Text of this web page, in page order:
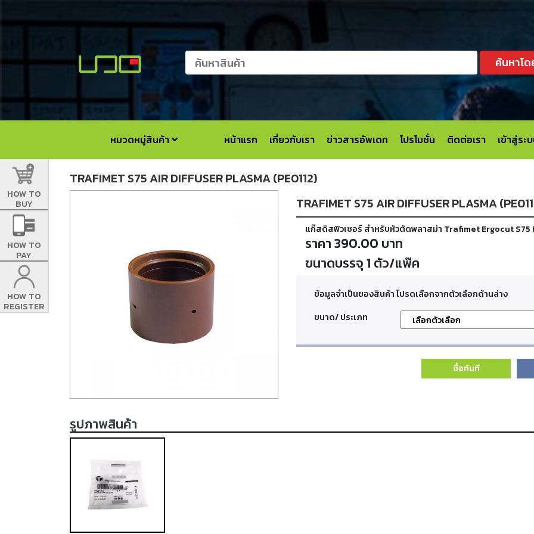
ค้นหาโ
หมวดหมู่สินค้า หน้าแรก เกี่ยวกับเรา ข่าวสารอัพเดท โปรโมชั่น ติดต่อเรา เข้าสู่ร
HOW TO
BUY
HOW TO
PAY
HOW TO
REGISTER
TRAFIMET S75 AIR DIFFUSER PLASMA (PE0112)
TRAFIMET S75 AIR DIFFUSER PLASMA
แก๊สดิสฟิวเซอร์ สำหรับหัวตัดพลาสม่า Trafimet Ergocut S75
ราคา 390.00 บาท
ขนาดบรรจุ 1 ตัว/แพ๊ค
ข้อมูลจำเป็นของสินค้า โปรดเลือกจากตัวเลือกด้านล่าง
ขนาด/ ประเภท
ซื้อทันที
รูปภาพสินค้า